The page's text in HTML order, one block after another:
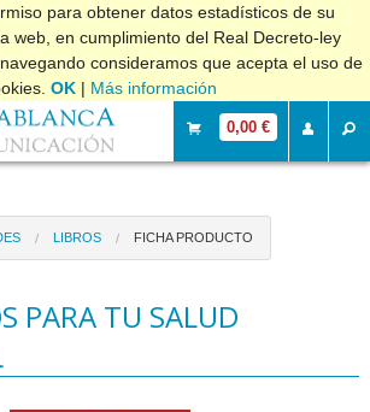
para obtener datos estadísticos de su
web, en cumplimiento del Real Decreto-ley
consideramos que acepta el uso de
OK | Más información
0,00 €
LIBROS FICHA PRODUCTO
PARA TU SALUD